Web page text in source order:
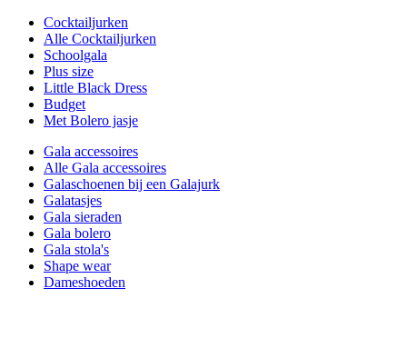
Cocktailjurken
Alle Cocktailjurken
Schoolgala
Plus size
Little Black Dress
Budget
Met Bolero jasje
Gala accessoires
Alle Gala accessoires
Galaschoenen bij een Galajurk
Galatasjes
Gala sieraden
Gala bolero
Gala stola's
Shape wear
Dameshoeden